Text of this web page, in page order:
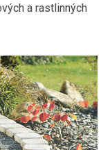
a rastlinných